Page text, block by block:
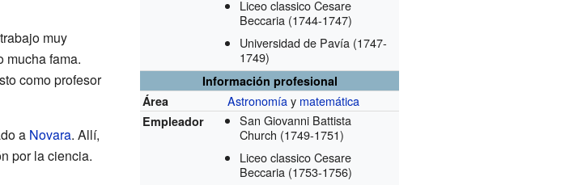
Liceo classico Cesare
Beccaria (1744-1747)
Universidad de Pavía (1747-
1749)
Información profesional
Área
Astronomíay matemática
Empleador
San Giovanni Battista
Church (1749-1751)
Liceo classico Cesare
Beccaria (1753-1756)
muy
mucha fama.
como profesor
a Novara. Allí,
por la ciencia.